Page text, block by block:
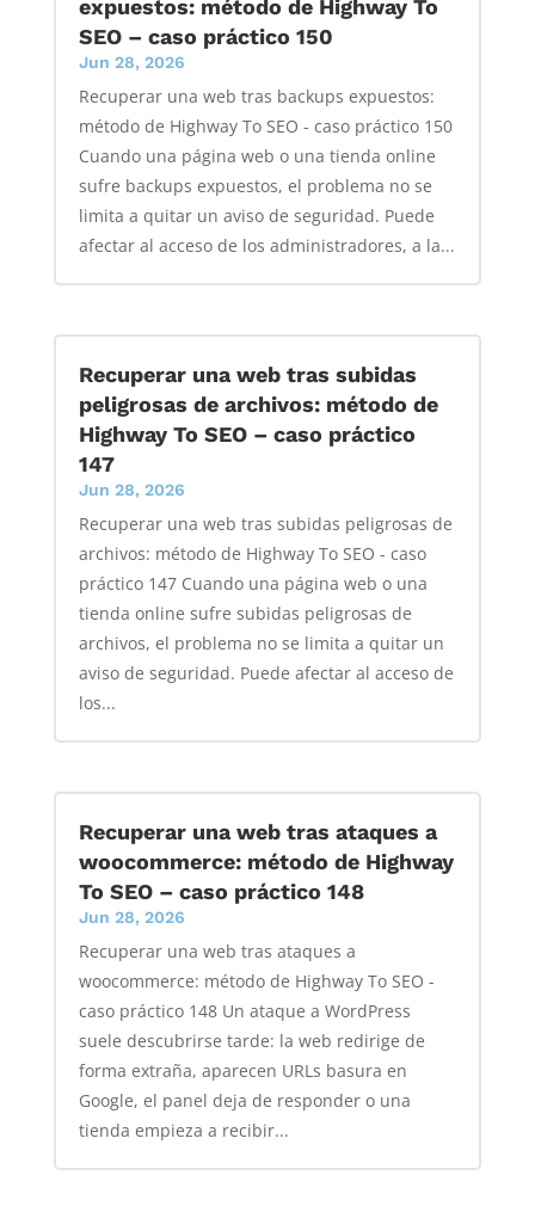
expuestos: método de Highway To
SEO – caso práctico 150
Jun 28, 2026
Recuperar una web tras backups expuestos:
método de Highway To SEO - caso práctico 150
Cuando una página web o una tienda online
sufre backups expuestos, el problema no se
limita a quitar un aviso de seguridad. Puede
afectar al acceso de los administradores, a la...
Recuperar una web tras subidas
peligrosas de archivos: método de
Highway To SEO – caso práctico
147
Jun 28, 2026
Recuperar una web tras subidas peligrosas de
archivos: método de Highway To SEO - caso
práctico 147 Cuando una página web o una
tienda online sufre subidas peligrosas de
archivos, el problema no se limita a quitar un
aviso de seguridad. Puede afectar al acceso de
los...
Recuperar una web tras ataques a
woocommerce: método de Highway
To SEO – caso práctico 148
Jun 28, 2026
Recuperar una web tras ataques a
woocommerce: método de Highway To SEO -
caso práctico 148 Un ataque a WordPress
suele descubrirse tarde: la web redirige de
forma extraña, aparecen URLs basura en
Google, el panel deja de responder o una
tienda empieza a recibir...